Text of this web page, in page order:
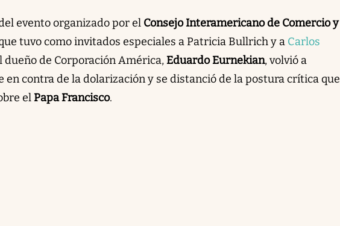
evento organizado por el Consejo Interamericano de Comercio y
tuvo como invitados especiales a Patricia Bullrich y a Carlos
dueño de Corporación América,Eduardo Eurnekian, volvió a
en contra de la dolarización y se distanció de la postura crítica que
elPapa Francisco.